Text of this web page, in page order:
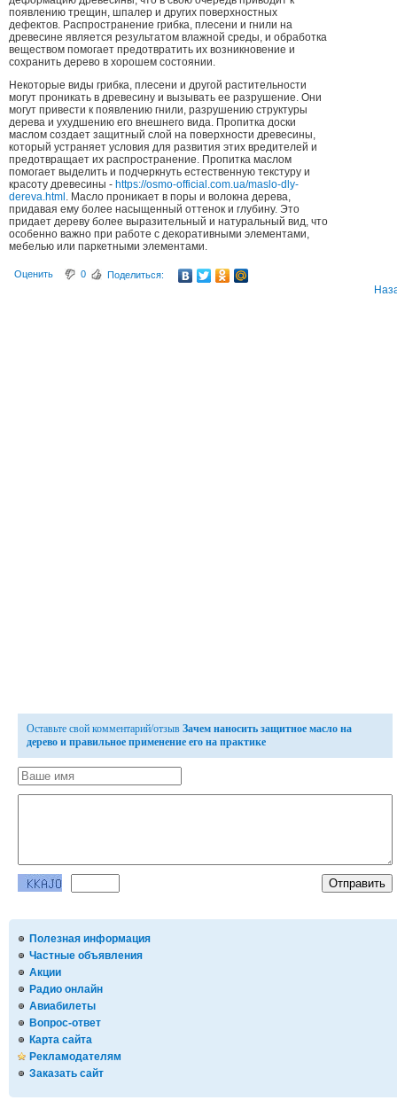
Полезная информация
Частные объявления
Акции
Радио онлайн
Авиабилеты
Вопрос-ответ
Карта сайта
Рекламодателям
Заказать сайт
появлению трещин, шпалер и других поверхностных
дефектов. Распространение грибка, плесени и гнили на
древесине является результатом влажной среды, и обработка
веществом помогает предотвратить их возникновение и
сохранить дерево в хорошем состоянии.
Некоторые виды грибка, плесени и другой растительности
могут проникать в древесину и вызывать ее разрушение. Они
могут привести к появлению гнили, разрушению структуры
дерева и ухудшению его внешнего вида. Пропитка доски
маслом создает защитный слой на поверхности древесины,
который устраняет условия для развития этих вредителей и
предотвращает их распространение. Пропитка маслом
помогает выделить и подчеркнуть естественную текстуру и
красоту древесины - https://osmo-official.com.ua/maslo-dly-
dereva.html . Масло проникает в поры и волокна дерева,
придавая ему более насыщенный оттенок и глубину. Это
придает дереву более выразительный и натуральный вид, что
особенно важно при работе с декоративными элементами,
мебелью или паркетными элементами.
Оценить 0 Поделиться:
Оставьте свой комментарий/отзыв Зачем наносить защитное масло на
дерево и правильное применение его на практике